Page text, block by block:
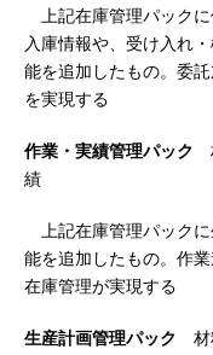
上記在庫管理パックに
入庫情報や、受け入れ
能を追加したもの。委
を実現する
作業・実績管理パック
績
上記在庫管理パックに
能を追加したもの。作
在庫管理が実現する
生産計画管理パック
材